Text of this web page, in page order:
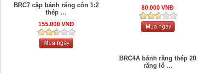
BRC7 cặp bánh răng côn 1:2
thép ...
155.000 VNĐ
80.000 VNĐ
BRC4A bánh răng thép 20
răng lỗ ...